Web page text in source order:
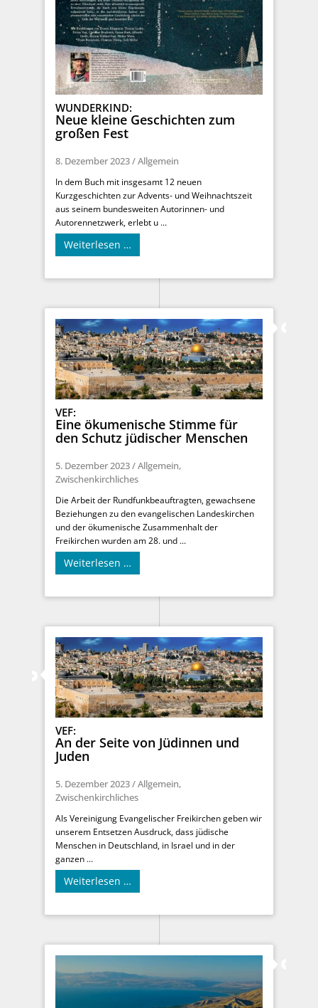
WUNDERKIND:
Neue kleine Geschichten zum
großen Fest
8. Dezember 2023/Allgemein
In dem Buch mit insgesamt 12 neuen
Kurzgeschichten zur Advents- und Weihnachtszeit
aus seinem bundesweiten Autorinnen- und
Autorennetzwerk, erlebt u ...
Weiterlesen …
VEF:
Eine ökumenische Stimme für
den Schutz jüdischer Menschen
5. Dezember 2023/Allgemein,
Zwischenkirchliches
Die Arbeit der Rundfunkbeauftragten, gewachsene
Beziehungen zu den evangelischen Landeskirchen
und der ökumenische Zusammenhalt der
Freikirchen wurden am 28. und ...
Weiterlesen …
VEF:
An der Seite von Jüdinnen und
Juden
5. Dezember 2023/Allgemein,
Zwischenkirchliches
Als Vereinigung Evangelischer Freikirchen geben wir
unserem Entsetzen Ausdruck, dass jüdische
Menschen in Deutschland, in Israel und in der
ganzen ...
Weiterlesen …